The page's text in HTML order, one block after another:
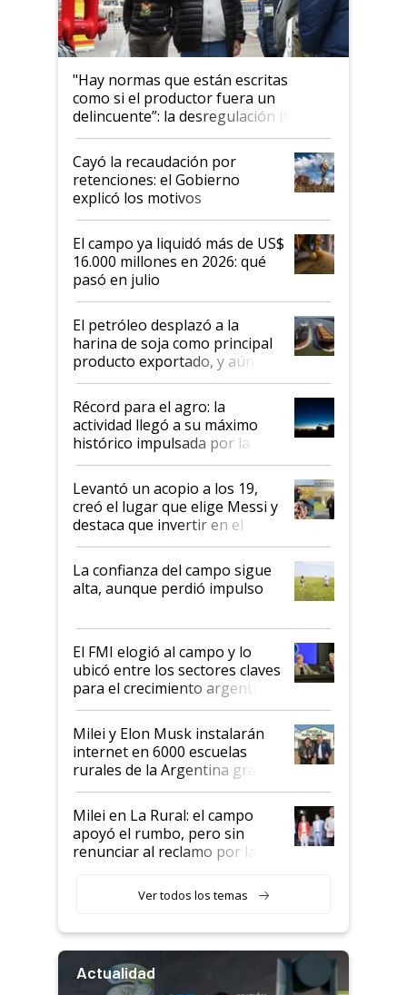
"Hay normas que están escritas
como si el productor fuera un
delincuente”: la desregulación llegó
al Congreso Aapresid y hasta se
habló del financiamiento al IPCVA
Cayó la recaudación por
retenciones: el Gobierno
explicó los motivos
El campo ya liquidó más de US$
16.000 millones en 2026: qué
pasó en julio
El petróleo desplazó a la
harina de soja como principal
producto exportado, y aún así
el agro aportó casi seis de cada
diez dólares y sostuvo el
liderazgo en un semestre
récord
Récord para el agro: la
actividad llegó a su máximo
histórico impulsada por la
cosecha y las exportaciones
Levantó un acopio a los 19,
creó el lugar que elige Messi y
destaca que invertir en el
kirchnerismo era como "darle
plata a un hijo para droga":
Juan Félix Rossetti, el libertario
que de una dura crisis salió
de Milei
La confianza del campo sigue
alta, aunque perdió impulso
El FMI elogió al campo y lo
ubicó entre los sectores claves
para el crecimiento argentino
Milei y Elon Musk instalarán
internet en 6000 escuelas
rurales de la Argentina gracias
a un acuerdo con Starlink
Milei en La Rural: el campo
apoyó el rumbo, pero sin
renunciar al reclamo por las
Ver todos los temas
Actualidad